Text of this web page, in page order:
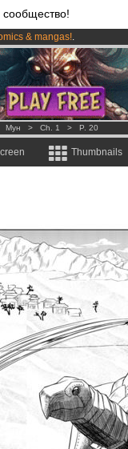
& mangas!.
per month !Get membership
Мун > Ch. 1 > P. 20
Thumbnails